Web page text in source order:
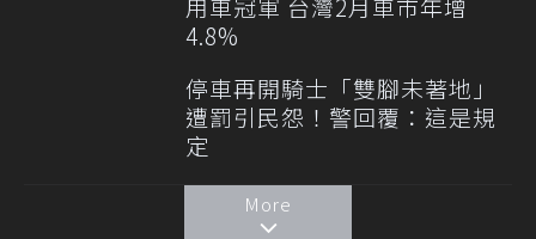
4.8%
停車再開騎士「雙腳未著地」
遭罰引民怨！警回覆：這是規
定
More